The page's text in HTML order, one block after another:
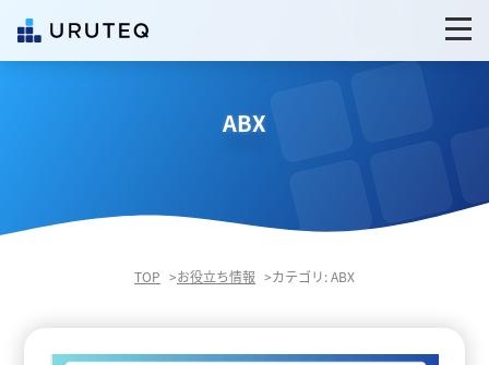
ABX
TOP お役立ち情報 カテゴリ: ABX